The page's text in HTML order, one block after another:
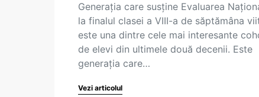
Generația care susține Evaluarea
la finalul clasei a VIII-a de săptămâna
este una dintre cele mai interesante
de elevi din ultimele două decenii. Este
generația care…
Vezi articolul